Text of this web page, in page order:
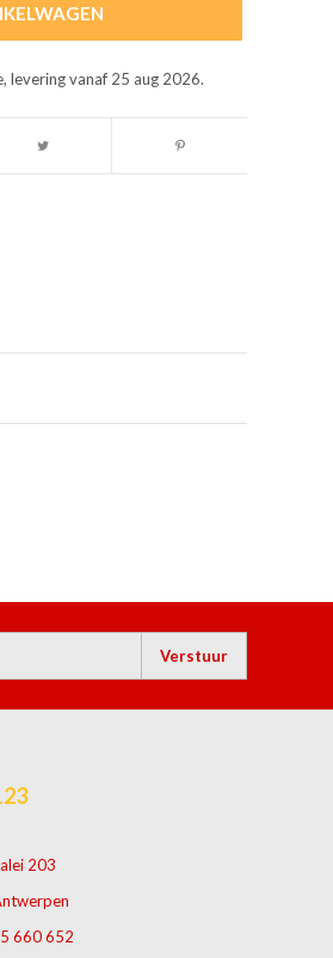
levering vanaf 25 aug 2026.
Verstuur
203
660 652